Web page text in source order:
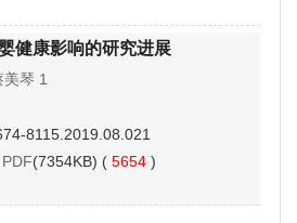
健康影响的研究进展
琴 1
8115.2019.08.021
PDF(7354KB) ( 5654 )